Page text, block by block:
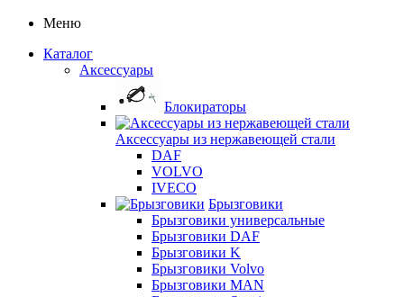
Меню
Каталог
Аксессуары
Блокираторы
Аксессуары из нержавеющей стали
DAF
VOLVO
IVECO
Брызговики
Брызговики универсальные
Брызговики DAF
Брызговики K
Брызговики Volvo
Брызговики MAN